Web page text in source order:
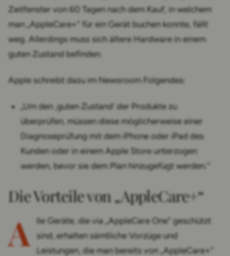
Zeitfenster von 60 Tagen nach dem Kauf, in welchem
man „AppleCare+“ für ein Gerät buchen konnte, fällt
weg. Allerdings muss sich ältere Hardware in einem
guten Zustand befinden.
Apple schreibt dazu im Newsroom Folgendes:
„Um den ‚guten Zustand‘ der Produkte zu
überprüfen, müssen diese möglicherweise einer
Diagnoseprüfung mit dem iPhone oder iPad des
Kunden oder in einem Apple Store unterzogen
werden, bevor sie dem Plan hinzugefügt werden.“
Die Vorteile von „AppleCare+“
A
lle Geräte, die via „AppleCare One“ geschützt
sind, erhalten sämtliche Vorzüge und
Leistungen, die man bereits von „AppleCare+“